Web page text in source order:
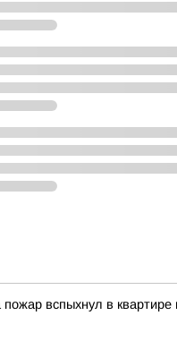
пожар вспыхнул в